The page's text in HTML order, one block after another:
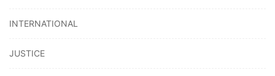
INTERNATIONAL
JUSTICE